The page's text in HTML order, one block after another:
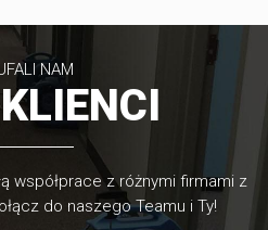
NAM
współprace z różnymi firmami z
do naszego Teamu i Ty!